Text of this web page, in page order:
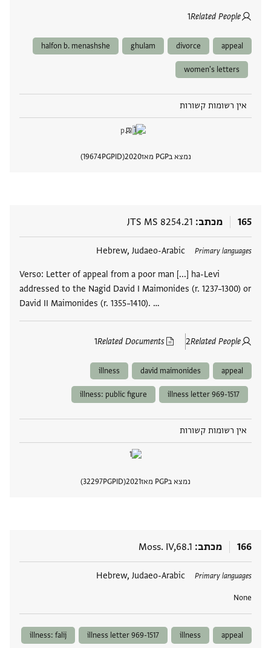
Related People
1
appeal
divorce
ghulam
halfon b. menashshe
women's letters
אין רשומות קשורות
נמצא בPGP מאז 2020
PGPID
19674
165 מכתב JTS MS 8254.21
Primary languages
Hebrew, Judaeo-Arabic
Verso: Letter of appeal from a poor man [...] ha-Levi
addressed to the Nagid David I Maimonides (r. 1237–1300) or
David II Maimonides (r. 1355–1410). …
Related People
2
Related Documents
1
תגים
appeal
david maimonides
illness
illness letter 969-1517
illness: public figure
אין רשומות קשורות
נמצא בPGP מאז 2021
PGPID
32297
166 מכתב Moss. IV,68.1
Primary languages
Hebrew, Judaeo-Arabic
None
תגים
appeal
illness
illness letter 969-1517
illness: falij